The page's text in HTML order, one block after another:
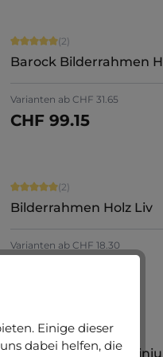
Durchschnittliche
(2)
Barock Bilderrahmen
Varianten ab CHF 31.65
CHF 99.15
Jetzt konfigurieren
Durchschnittliche
(2)
Bilderrahmen Holz Liv
Varianten ab CHF 18.30
Bilderrahmen
Einige dieser
dabei helfen, die